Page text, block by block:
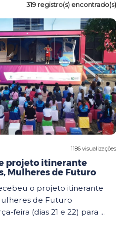
319 registro(s) encontrado(s)
1186 visualizações
projeto itinerante
Mulheres de Futuro
o projeto itinerante
de Futuro
feira (dias 21 e 22) para ...